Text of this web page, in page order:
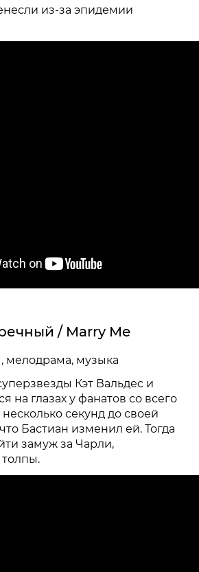
из-за эпидемии
/ Marry Me
мелодрама, музыка
Кэт Вальдес и
на глазах у фанатов со всего
секунд до своей
Бастиан изменил ей. Тогда
замуж за Чарли,